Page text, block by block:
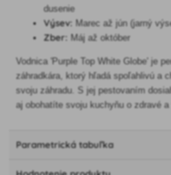
dusenie
Výsev: Marec až jún (jarný
Zber: Máj až október
Vodnica 'Purple Top White Globe' je
záhradkára, ktorý hľadá spoľahlivú a
svoju záhradu. S jej pestovaním
aj obohatíte svoju kuchyňu o zdravé
Parametrická tabuľka